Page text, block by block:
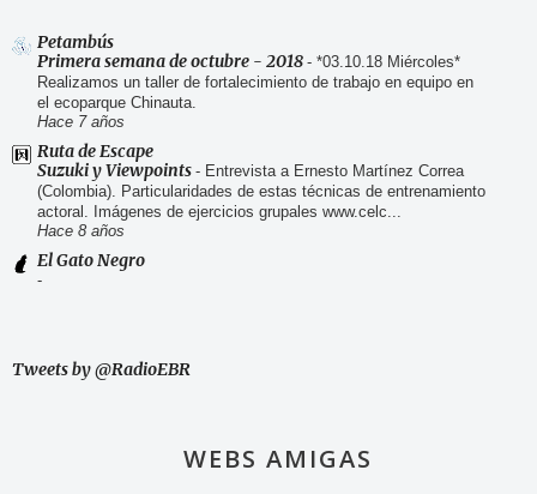
Petambús
Primera semana de octubre - 2018 - *03.10.18 Miércoles*
Realizamos un taller de fortalecimiento de trabajo en equipo en
el ecoparque Chinauta.
Hace 7 años
Ruta de Escape
Suzuki y Viewpoints - Entrevista a Ernesto Martínez Correa
(Colombia). Particularidades de estas técnicas de entrenamiento
actoral. Imágenes de ejercicios grupales www.celc...
Hace 8 años
El Gato Negro
-
Tweets by @RadioEBR
WEBS AMIGAS